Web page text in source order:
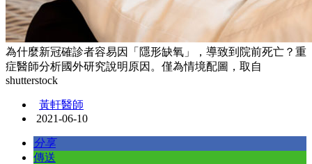
為什麼新冠確診者容易因「隱形缺氧」，導致到院前死亡？重
症醫師分析國外研究說明原因。僅為情境配圖，取自
shutterstock
黃軒醫師
2021-06-10
分享
傳送